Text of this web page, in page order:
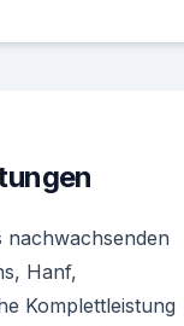
nachwachsenden
Hanf,
Komplettleistung